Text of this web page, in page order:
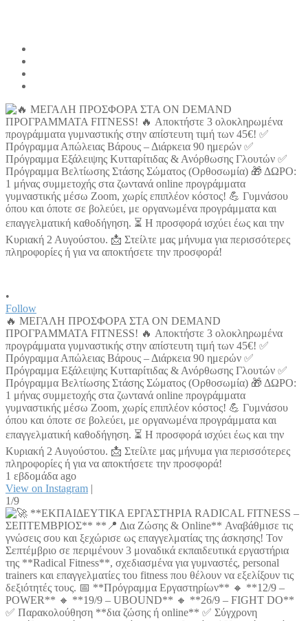
•
Follow
🔥 ΜΕΓΑΛΗ ΠΡΟΣΦΟΡΑ ΣΤΑ ON DEMAND
ΠΡΟΓΡΑΜΜΑΤΑ FITNESS! 🔥 Αποκτήστε 3 ολοκληρωμένα
προγράμματα γυμναστικής στην απίστευτη τιμή των 45€! ✅
Πρόγραμμα Απώλειας Βάρους – Διάρκεια 90 ημερών ✅
Πρόγραμμα Εξάλειψης Κυτταρίτιδας & Ανόρθωσης Γλουτών ✅
Πρόγραμμα Βελτίωσης Στάσης Σώματος (Ορθοσωμία) 🎁 ΔΩΡΟ:
1 μήνας συμμετοχής στα ζωντανά online προγράμματα
γυμναστικής μέσω Zoom, χωρίς επιπλέον κόστος! 💪 Γυμνάσου
όπου και όποτε σε βολεύει, με οργανωμένα προγράμματα και
επαγγελματική καθοδήγηση. ⏳ Η προσφορά ισχύει έως και την
Κυριακή 2 Αυγούστου. 📩 Στείλτε μας μήνυμα για περισσότερες
πληροφορίες ή για να αποκτήσετε την προσφορά!
1 εβδομάδα ago
View on Instagram |
1/9